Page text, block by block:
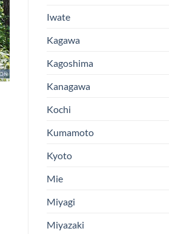
Iwate
Kagawa
Kagoshima
Kanagawa
Kochi
Kumamoto
Kyoto
Mie
Miyagi
Miyazaki